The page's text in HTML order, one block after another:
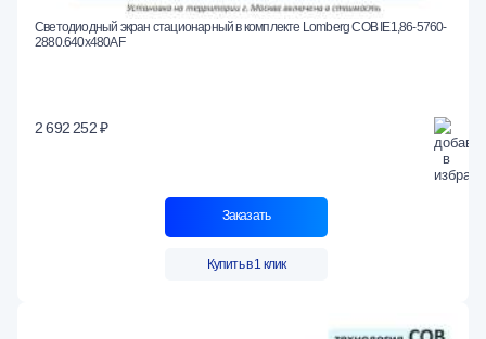
Светодиодный экран стационарный в комплекте Lomberg COB IE1,86-5760-
2880.640x480AF
2 692 252 ₽
Заказать
Купить в 1 клик